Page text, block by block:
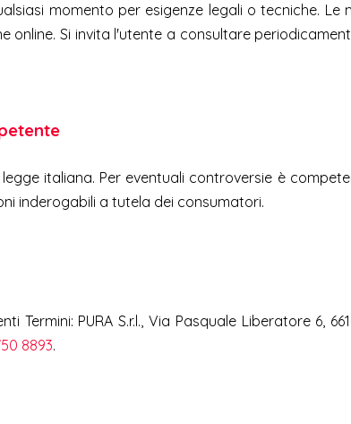
momento per esigenze legali o tecniche. Le
online. Si invita l'utente a consultare
italiana. Per eventuali controversie è
inderogabili a tutela dei consumatori.
Termini: PURA S.r.l., Via Pasquale Liberatore 6,
8893.